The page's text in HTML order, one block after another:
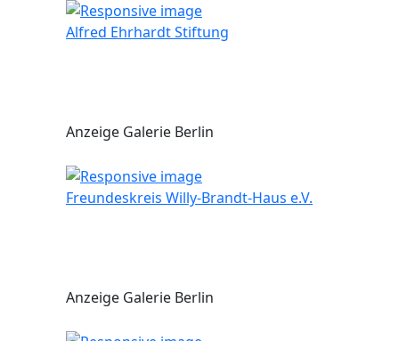
Alfred Ehrhardt Stiftung
Anzeige Galerie Berlin
Freundeskreis Willy-Brandt-Haus e.V.
Anzeige Galerie Berlin